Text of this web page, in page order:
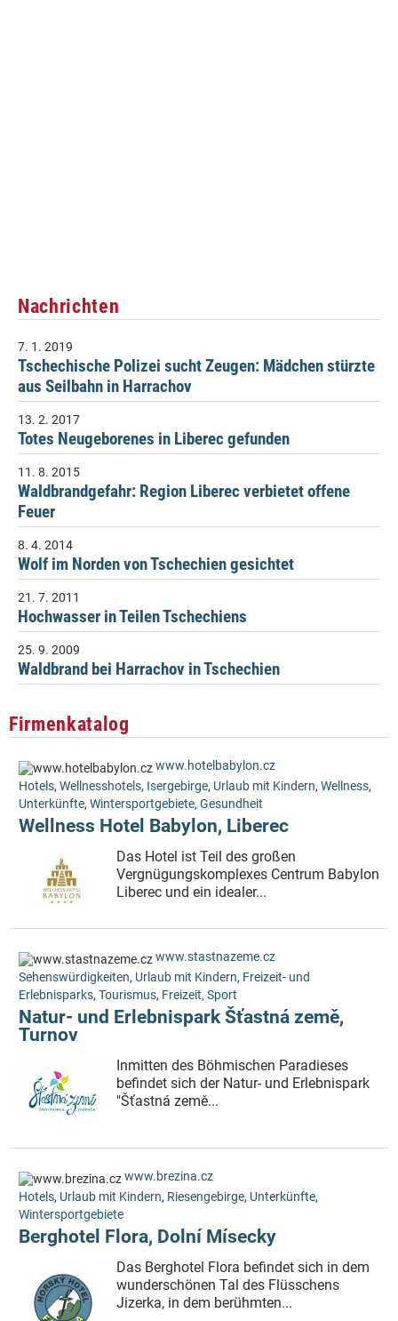
Nachrichten
7. 1. 2019
Tschechische Polizei sucht Zeugen: Mädchen stürzte
aus Seilbahn in Harrachov
13. 2. 2017
Totes Neugeborenes in Liberec gefunden
11. 8. 2015
Waldbrandgefahr: Region Liberec verbietet offene
Feuer
8. 4. 2014
Wolf im Norden von Tschechien gesichtet
21. 7. 2011
Hochwasser in Teilen Tschechiens
25. 9. 2009
Waldbrand bei Harrachov in Tschechien
Firmenkatalog
www.hotelbabylon.cz
Hotels, Wellnesshotels, Isergebirge, Urlaub mit Kindern, Wellness,
Unterkünfte, Wintersportgebiete, Gesundheit
Wellness Hotel Babylon, Liberec
Das Hotel ist Teil des großen
Vergnügungskomplexes Centrum Babylon
Liberec und ein idealer...
www.stastnazeme.cz
Sehenswürdigkeiten, Urlaub mit Kindern, Freizeit- und
Erlebnisparks, Tourismus, Freizeit, Sport
Natur- und Erlebnispark Šťastná země,
Turnov
Inmitten des Böhmischen Paradieses
befindet sich der Natur- und Erlebnispark
"Šťastná země...
www.brezina.cz
Hotels, Urlaub mit Kindern, Riesengebirge, Unterkünfte,
Wintersportgebiete
Berghotel Flora, Dolní Mísecky
Das Berghotel Flora befindet sich in dem
wunderschönen Tal des Flüsschens
Jizerka, in dem berühmten...